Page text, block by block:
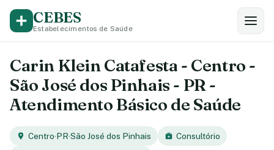
CEBES
Estabelecimentos de Saúde
Carin Klein Catafesta - Centro -
São José dos Pinhais - PR -
Atendimento Básico de Saúde
Centro·PR·São José dos Pinhais
Consultório